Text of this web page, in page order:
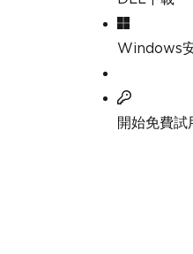
Windows
開始免費試